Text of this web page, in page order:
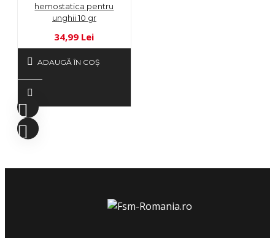
hemostatica pentru
unghii 10 gr
34,99 Lei
ADAUGĂ ÎN COŞ